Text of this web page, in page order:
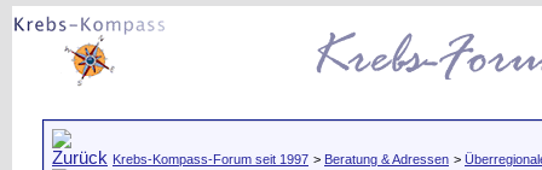
Krebs-Kompass-Forum seit 1997 > Beratung & Adressen >